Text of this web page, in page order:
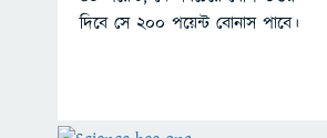
দিবে সে ২০০ পয়েন্ট বোনাস পাবে।